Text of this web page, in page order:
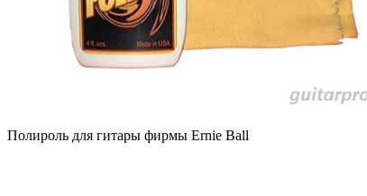
Полироль для гитары фирмы Ernie Ball